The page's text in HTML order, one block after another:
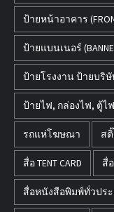
ป้ายหน้าอาคาร
ป้ายแบนเนอร์
ป้ายโรงงาน ป้ายบริษัท
ป้ายไฟ, กล่องไฟ, ตู้ไฟ
รถแห่โฆษณา สติ๊
สื่อ TENT CARD สื่
สื่อหนังสือพิมพ์ทั่วปร